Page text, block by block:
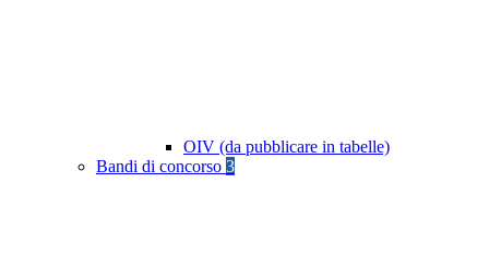
OIV (da pubblicare in tabelle)
Bandi di concorso 3